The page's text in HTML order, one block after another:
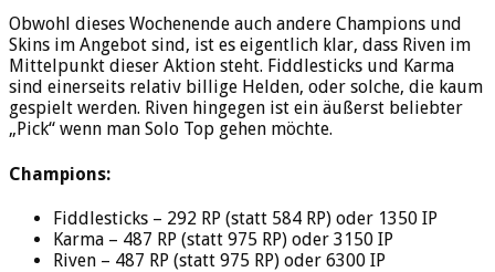
Obwohl dieses Wochenende auch andere Champions und
Skins im Angebot sind, ist es eigentlich klar, dass Riven im
Mittelpunkt dieser Aktion steht. Fiddlesticks und Karma
sind einerseits relativ billige Helden, oder solche, die kaum
gespielt werden. Riven hingegen ist ein äußerst beliebter
„Pick“ wenn man Solo Top gehen möchte.
Champions:
Fiddlesticks – 292 RP (statt 584 RP) oder 1350 IP
Karma – 487 RP (statt 975 RP) oder 3150 IP
Riven – 487 RP (statt 975 RP) oder 6300 IP